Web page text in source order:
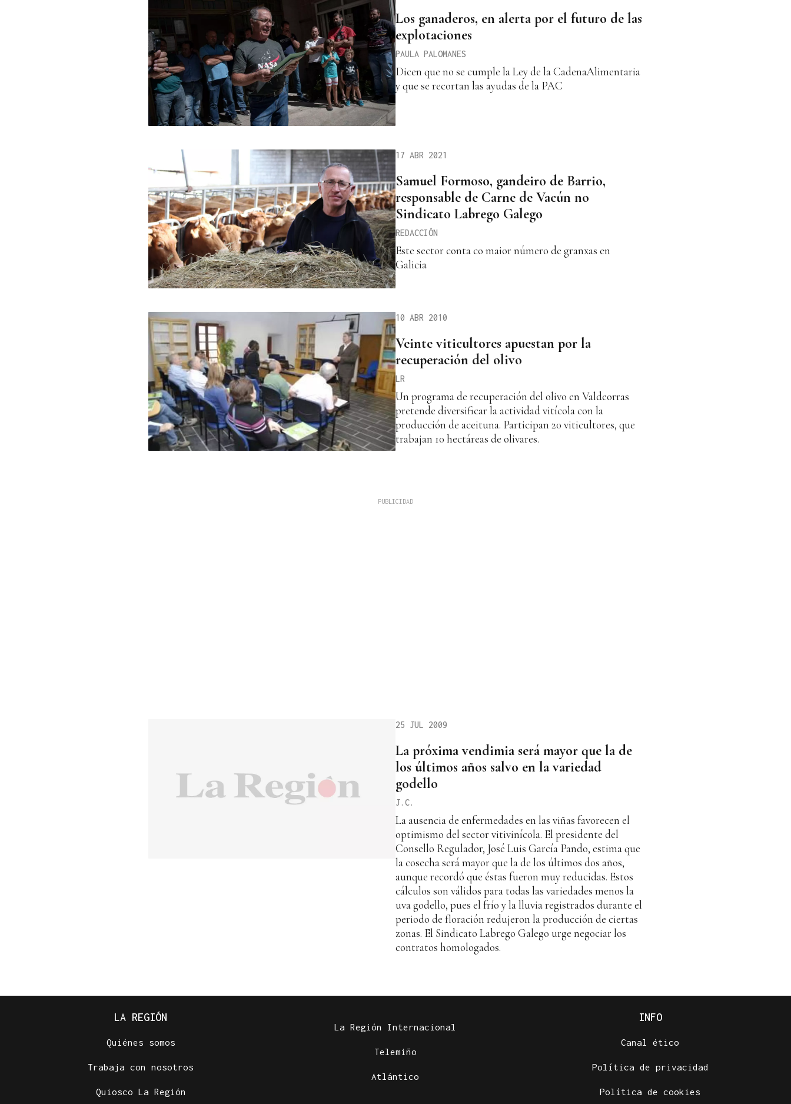
Los ganaderos, en alerta por el futuro de las
explotaciones
PAULA PALOMANES
Dicen que no se cumple la Ley de la CadenaAlimentaria
y que se recortan las ayudas de la PAC
17 ABR 2021
Samuel Formoso, gandeiro de Barrio,
responsable de Carne de Vacún no
Sindicato Labrego Galego
REDACCIÓN
Este sector conta co maior número de granxas en
Galicia
10 ABR 2010
Veinte viticultores apuestan por la
recuperación del olivo
LR
Un programa de recuperación del olivo en Valdeorras
pretende diversificar la actividad vitícola con la
producción de aceituna. Participan 20 viticultores, que
trabajan 10 hectáreas de olivares.
25 JUL 2009
La próxima vendimia será mayor que la de
los últimos años salvo en la variedad
godello
J.C.
La ausencia de enfermedades en las viñas favorecen el
optimismo del sector vitivinícola. El presidente del
Consello Regulador, José Luis García Pando, estima que
la cosecha será mayor que la de los últimos dos años,
aunque recordó que éstas fueron muy reducidas. Estos
cálculos son válidos para todas las variedades menos la
uva godello, pues el frío y la lluvia registrados durante el
periodo de floración redujeron la producción de ciertas
zonas. El Sindicato Labrego Galego urge negociar los
contratos homologados.
LA REGIÓN
Quiénes somos
Trabaja con nosotros
Quiosco La Región
La Región Internacional
Telemiño
Atlántico
INFO
Canal ético
Política de privacidad
Política de cookies